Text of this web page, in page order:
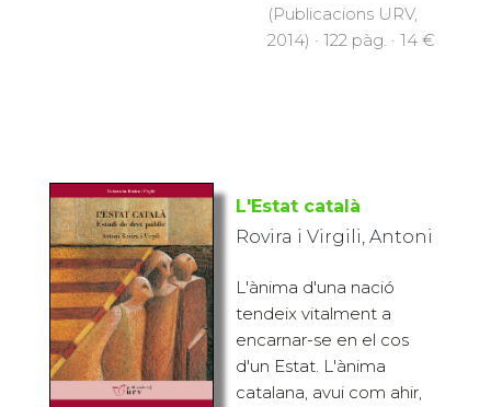
(Publicacions URV,
2014) · 122 pàg. · 14 €
L'Estat català
Rovira i Virgili, Antoni
L'ànima d'una nació
tendeix vitalment a
encarnar-se en el cos
d'un Estat. L'ànima
catalana, avui com ahir,